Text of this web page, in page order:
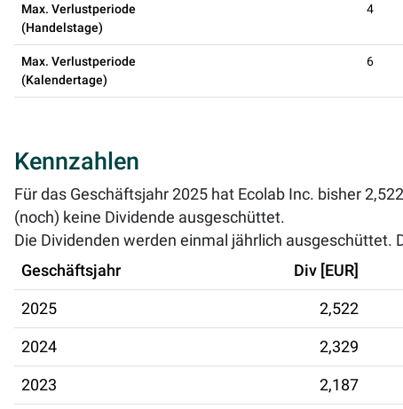
Max. Verlustperiode
(Handelstage)
4
Max. Verlustperiode
(Kalendertage)
6
Kennzahlen
Für das Geschäftsjahr 2025 hat Ecolab Inc. bisher
(noch) keine Dividende ausgeschüttet.
Die Dividenden werden einmal jährlich ausgeschüttet.
Geschäftsjahr
Div [EUR]
2025 2,522
2024 2,329
2023 2,187